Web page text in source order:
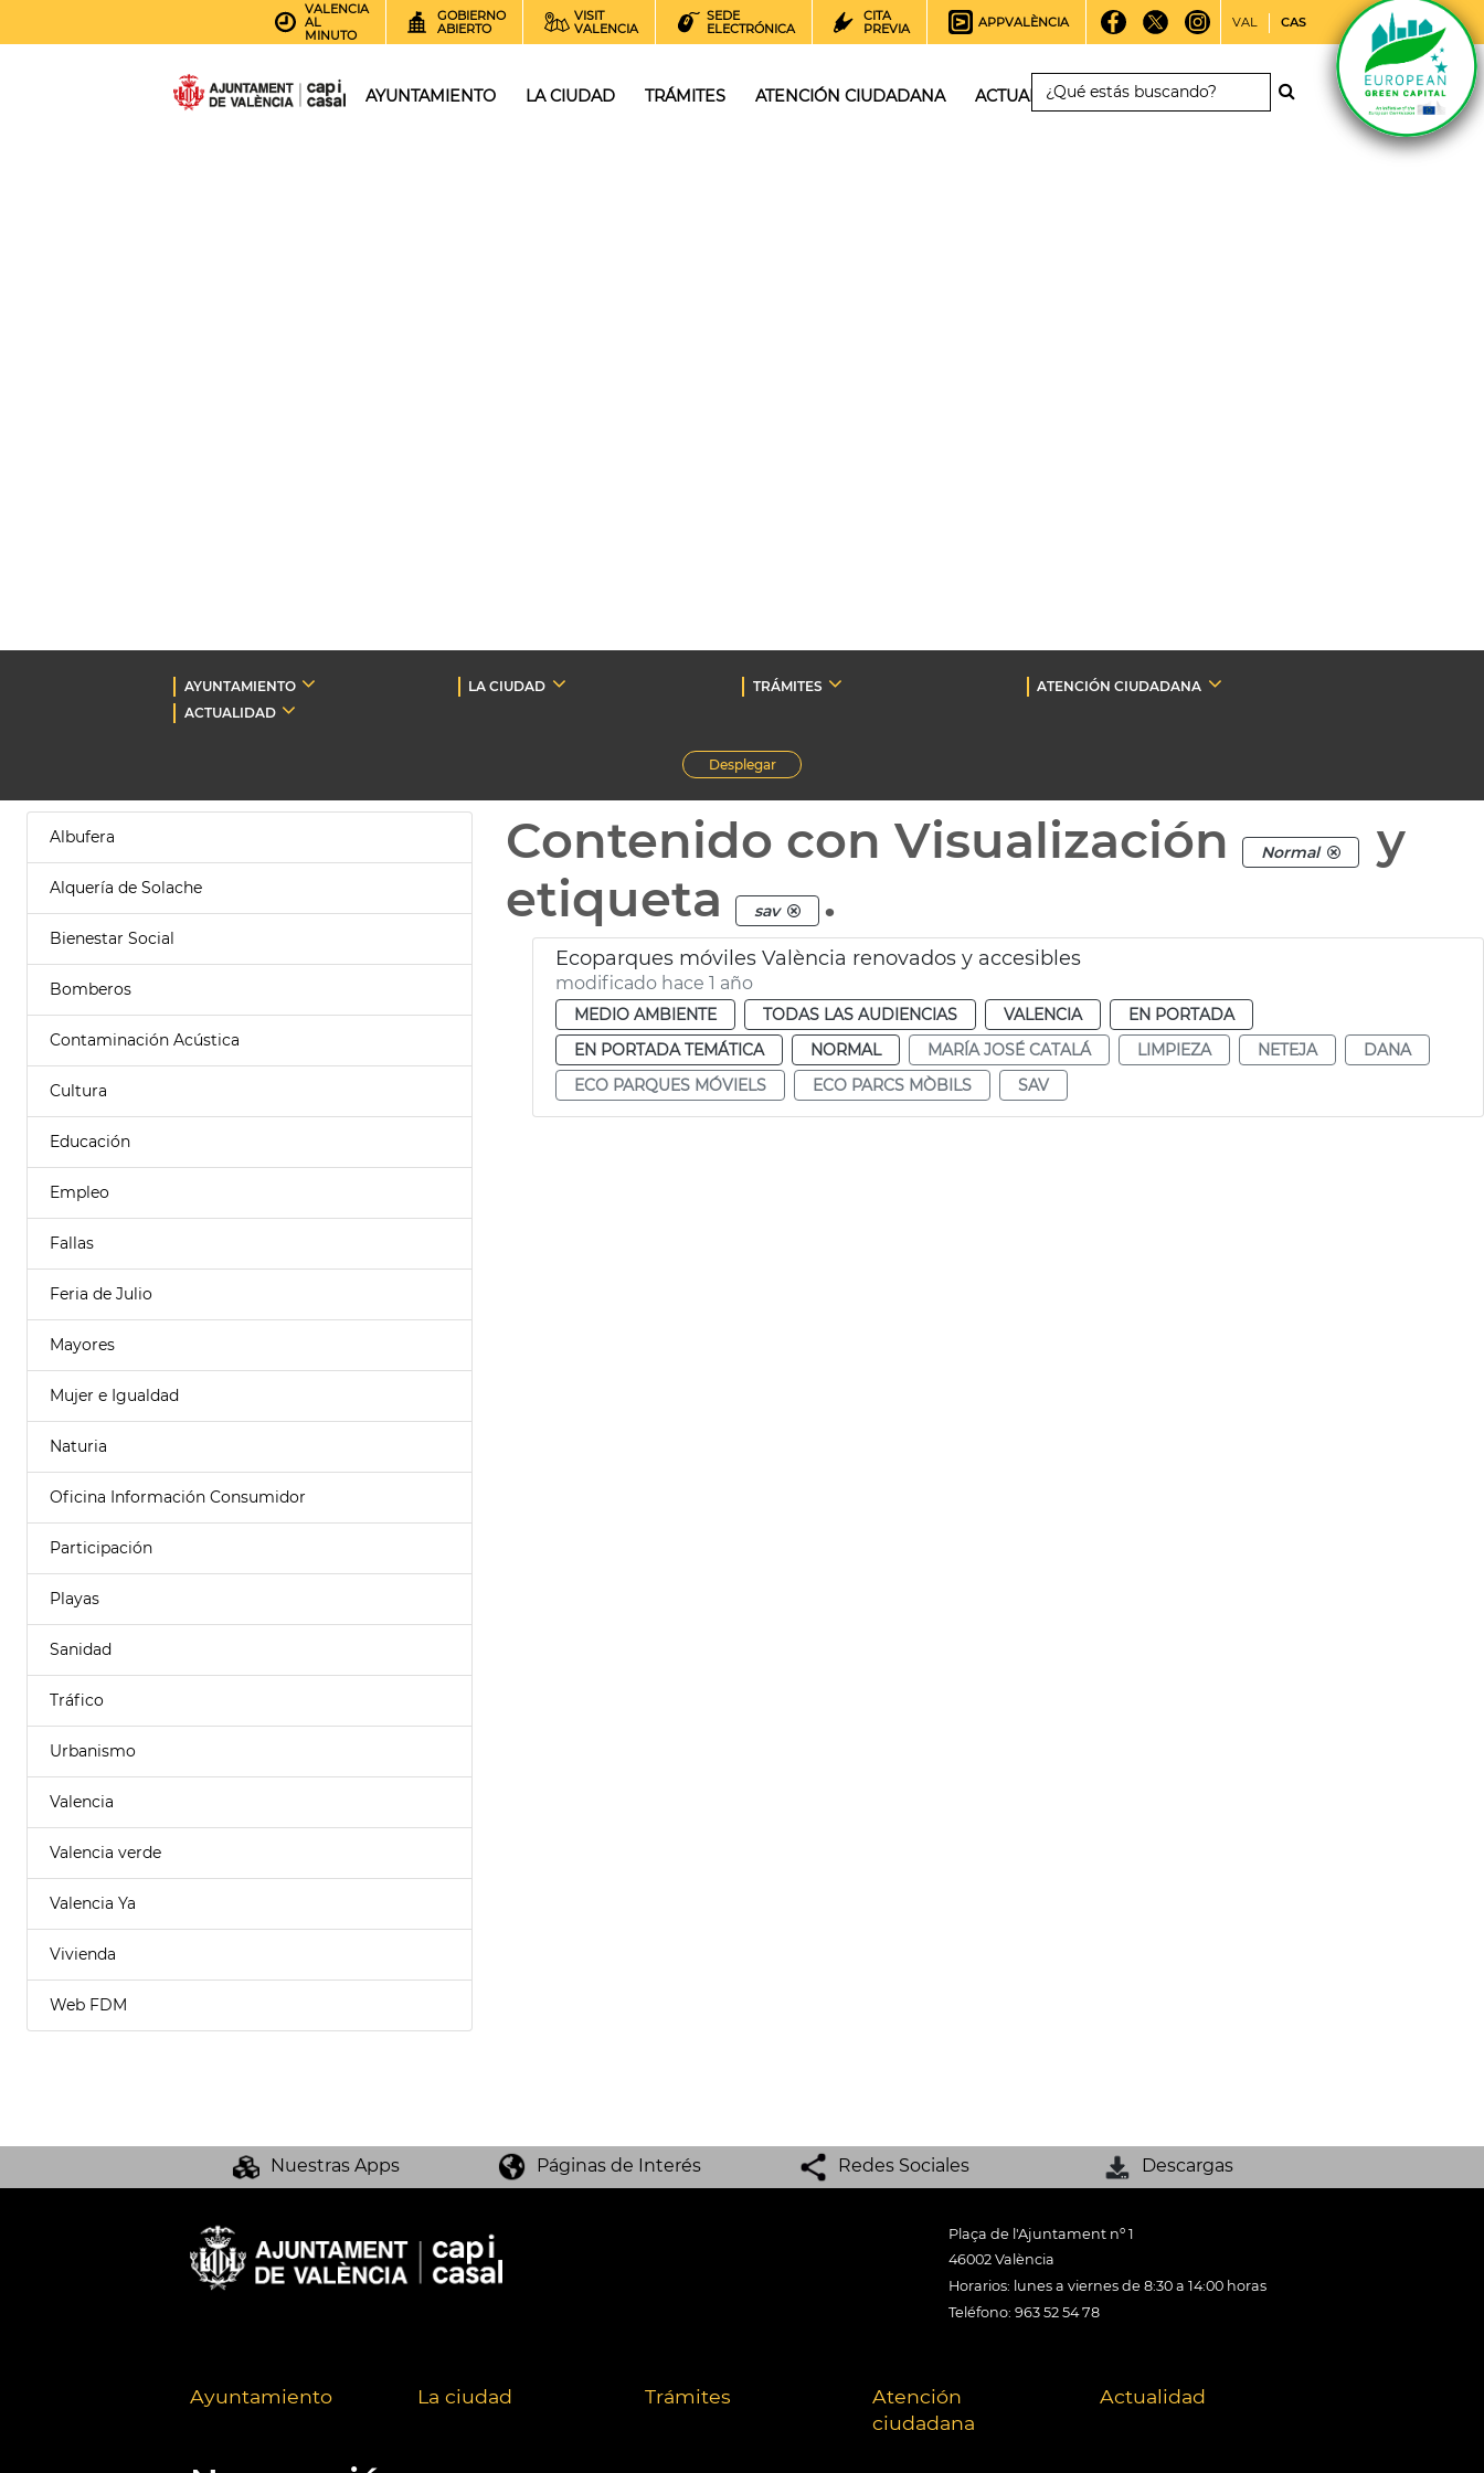
VALENCIA
AL
MINUTO
GOBIERNO
ABIERTO
VISIT
VALENCIA
SEDE
ELECTRÓNICA
CITA
PREVIA
APPVALÈNCIA VAL CAS
AYUNTAMIENTO LA CIUDAD TRÁMITES ATENCIÓN CIUDADANA ACTUALIDAD
AYUNTAMIENTO LA CIUDAD TRÁMITES
ATENCIÓN CIUDADANA
ACTUALIDAD
Desplegar
Albufera
Alquería de Solache
Bienestar Social
Bomberos
Contaminación Acústica
Cultura
Educación
Empleo
Fallas
Feria de Julio
Mayores
Mujer e Igualdad
Naturia
Oficina Información Consumidor
Participación
Playas
Sanidad
Tráfico
Urbanismo
Valencia
Valencia verde
Valencia Ya
Vivienda
Web FDM
Contenido con Visualización Normal
y
etiqueta
sav .
Ecoparques móviles València renovados y accesibles
modificado hace 1 año
MEDIO AMBIENTE TODAS LAS AUDIENCIAS VALENCIA
EN PORTADA
EN PORTADA TEMÁTICA
NORMAL MARÍA JOSÉ CATALÁ LIMPIEZA NETEJA
DANA
ECO PARQUES MÓVIELS
ECO PARCS MÒBILS SAV
Nuestras Apps Páginas de Interés Redes Sociales Descargas
Plaça de l'Ajuntament nº 1
46002 València
Horarios: lunes a viernes de 8:30 a 14:00 horas
Teléfono: 963 52 54 78
Ayuntamiento La ciudad Trámites
Atención
ciudadana
Actualidad